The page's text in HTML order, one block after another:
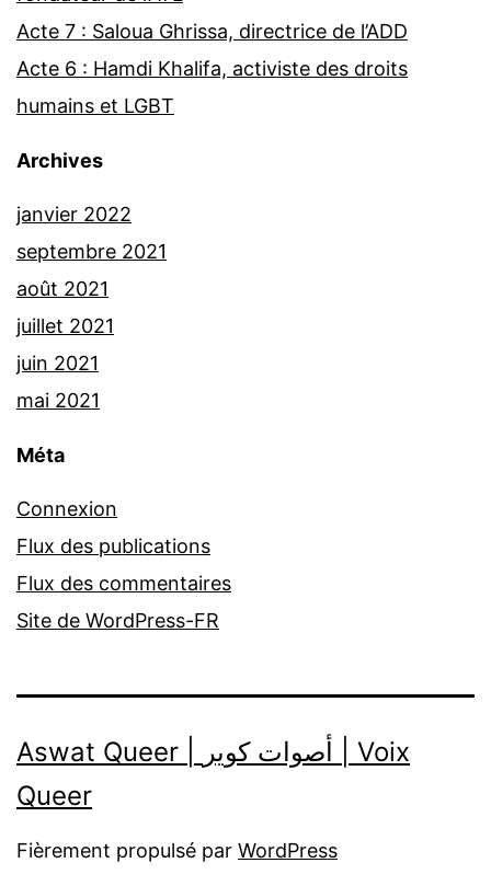
Acte 7 : Saloua Ghrissa, directrice de l’ADD
Acte 6 : Hamdi Khalifa, activiste des droits
humains et LGBT
Archives
janvier 2022
septembre 2021
août 2021
juillet 2021
juin 2021
mai 2021
Méta
Connexion
Flux des publications
Flux des commentaires
Site de WordPress-FR
Aswat Queer | أصوات كوير | Voix
Queer
Fièrement propulsé par WordPress